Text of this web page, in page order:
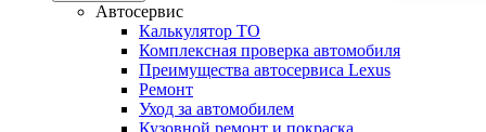
Автосервис
Калькулятор ТО
Комплексная проверка автомобиля
Преимущества автосервиса Lexus
Ремонт
Уход за автомобилем
Кузовной ремонт и покраска